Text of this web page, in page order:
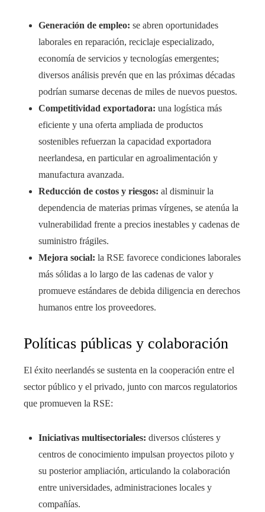
Generación de empleo: se abren oportunidades
laborales en reparación, reciclaje especializado,
economía de servicios y tecnologías emergentes;
diversos análisis prevén que en las próximas décadas
podrían sumarse decenas de miles de nuevos puestos.
Competitividad exportadora: una logística más
eficiente y una oferta ampliada de productos
sostenibles refuerzan la capacidad exportadora
neerlandesa, en particular en agroalimentación y
manufactura avanzada.
Reducción de costos y riesgos: al disminuir la
dependencia de materias primas vírgenes, se atenúa la
vulnerabilidad frente a precios inestables y cadenas de
suministro frágiles.
Mejora social: la RSE favorece condiciones laborales
más sólidas a lo largo de las cadenas de valor y
promueve estándares de debida diligencia en derechos
humanos entre los proveedores.
Políticas públicas y colaboración
El éxito neerlandés se sustenta en la cooperación entre el
sector público y el privado, junto con marcos regulatorios
que promueven la RSE:
Iniciativas multisectoriales: diversos clústeres y
centros de conocimiento impulsan proyectos piloto y
su posterior ampliación, articulando la colaboración
entre universidades, administraciones locales y
compañías.